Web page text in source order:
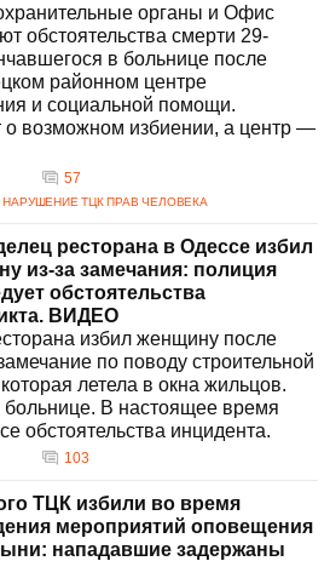
органы и Офис
обстоятельства смерти 29-
в больнице после
районном центре
и социальной помощи.
о возможном избиении, а центр —
57
НАРУШЕНИЕ ТЦК ПРАВ ЧЕЛОВЕКА
ресторана в Одессе избил
из-за замечания: полиция
обстоятельства
ВИДЕО
избил женщину после
по поводу строительной
летела в окна жильцов.
В настоящее время
обстоятельства инцидента.
103
ТЦК избили во время
мероприятий оповещения
нападавшие задержаны